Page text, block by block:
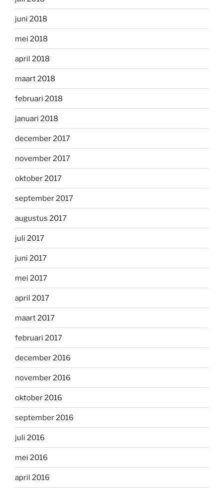
juni 2018
mei 2018
april 2018
maart 2018
februari 2018
januari 2018
december 2017
november 2017
oktober 2017
september 2017
augustus 2017
juli 2017
juni 2017
mei 2017
april 2017
maart 2017
februari 2017
december 2016
november 2016
oktober 2016
september 2016
juli 2016
mei 2016
april 2016